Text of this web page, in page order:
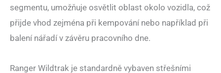
segmentu, umožňuje osvětlit oblast okolo vozidla, což
přijde vhod zejména při kempování nebo například při
balení nářadí v závěru pracovního dne.
Ranger Wildtrak je standardně vybaven střešními